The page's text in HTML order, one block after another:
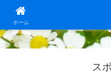
ホーム日本第一！ニュー
ス